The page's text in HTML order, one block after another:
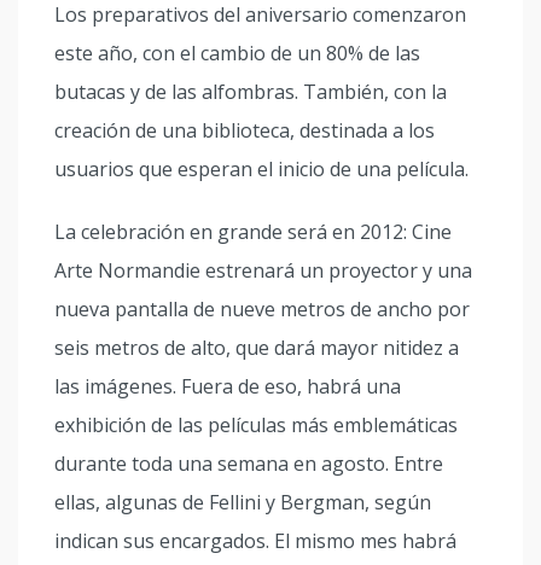
Los preparativos del aniversario comenzaron
este año, con el cambio de un 80% de las
butacas y de las alfombras. También, con la
creación de una biblioteca, destinada a los
usuarios que esperan el inicio de una película.
La celebración en grande será en 2012: Cine
Arte Normandie estrenará un proyector y una
nueva pantalla de nueve metros de ancho por
seis metros de alto, que dará mayor nitidez a
las imágenes. Fuera de eso, habrá una
exhibición de las películas más emblemáticas
durante toda una semana en agosto. Entre
ellas, algunas de Fellini y Bergman, según
indican sus encargados. El mismo mes habrá